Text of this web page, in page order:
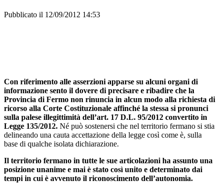
Pubblicato il 12/09/2012 14:53
Con riferimento alle asserzioni apparse su alcuni organi di
informazione sento il dovere di precisare e ribadire che la
Provincia di Fermo non rinuncia in alcun modo alla richiesta di
ricorso alla Corte Costituzionale affinché la stessa si pronunci
sulla palese illegittimità dell’art. 17 D.L. 95/2012 convertito in
Legge 135/2012. Né può sostenersi che nel territorio fermano si stia
delineando una cauta accettazione della legge così come è, sulla
base di qualche isolata dichiarazione.
Il territorio fermano in tutte le sue articolazioni ha assunto una
posizione unanime e mai è stato così unito e determinato dai
tempi in cui è avvenuto il riconoscimento dell’autonomia.